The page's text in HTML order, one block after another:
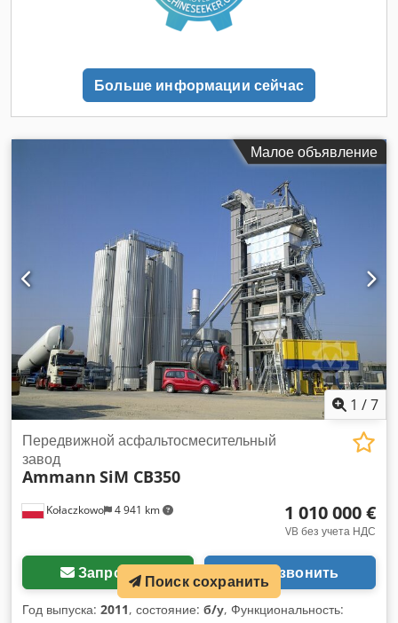
Больше информации сейчас
Малое объявление
1 /7
Kołaczkowo 4 941 km
Передвижной асфальтосмесительный
завод
Ammann SiM CB350
1 010 000 €
VB без учета НДС
Запросить Позвонить
Год выпуска: 2011, состояние: б/у, Функциональность:
Поиск сохранить